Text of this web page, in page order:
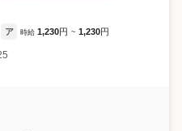
ア 時給 1,230円 ~ 1,230円